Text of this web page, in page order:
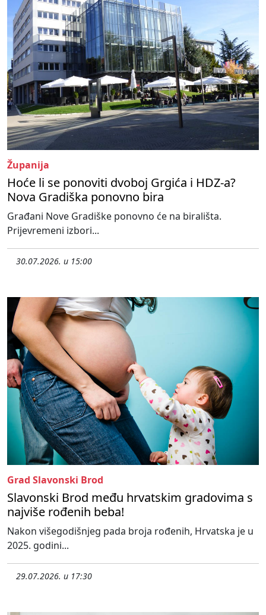
Županija
Hoće li se ponoviti dvoboj Grgića i HDZ-a?
Nova Gradiška ponovno bira
Građani Nove Gradiške ponovno će na birališta.
Prijevremeni izbori...
30.07.2026. u 15:00
Grad Slavonski Brod
Slavonski Brod među hrvatskim gradovima s
najviše rođenih beba!
Nakon višegodišnjeg pada broja rođenih, Hrvatska je u
2025. godini...
29.07.2026. u 17:30